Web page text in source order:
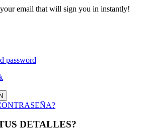
email that will sign you in instantly!
password
DETALLES?